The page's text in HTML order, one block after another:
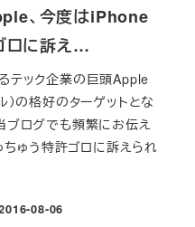
、今度はiPhone
ロに訴え…
テック企業の巨頭Apple
）の格好のターゲットとな
ブログでも頻繁にお伝え
ちゅう特許ゴロに訴えられ
稿日
08-06